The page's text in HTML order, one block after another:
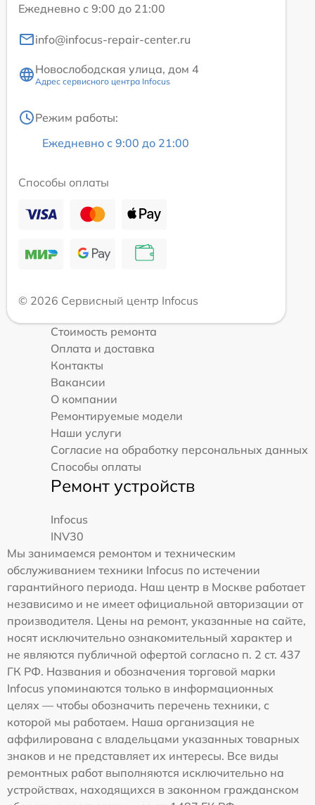
Ежедневно с 9:00 до 21:00
info@infocus-repair-center.ru
Новослободская улица, дом 4
Адрес сервисного центра Infocus
Режим работы:
Ежедневно с 9:00 до 21:00
Способы оплаты
© 2026 Сервисный центр Infocus
Стоимость ремонта
Оплата и доставка
Контакты
Вакансии
О компании
Ремонтируемые модели
Наши услуги
Согласие на обработку персональных данных
Способы оплаты
Ремонт устройств
Infocus
INV30
Мы занимаемся ремонтом и техническим
обслуживанием техники Infocus по истечении
гарантийного периода. Наш центр в Москве работает
независимо и не имеет официальной авторизации от
производителя. Цены на ремонт, указанные на сайте,
носят исключительно ознакомительный характер и
не являются публичной офертой согласно п. 2 ст. 437
ГК РФ. Названия и обозначения торговой марки
Infocus упоминаются только в информационных
целях — чтобы обозначить перечень техники, с
которой мы работаем. Наша организация не
аффилирована с владельцами указанных товарных
знаков и не представляет их интересы. Все виды
ремонтных работ выполняются исключительно на
устройствах, находящихся в законном гражданском